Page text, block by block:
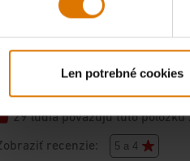
Len potrebné cookies